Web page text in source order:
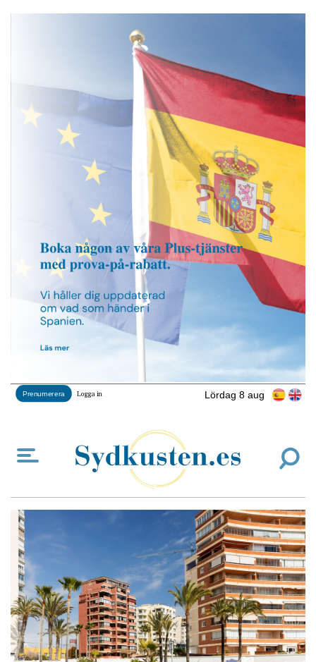
Lördag 8 aug
Prenumerera Logga in